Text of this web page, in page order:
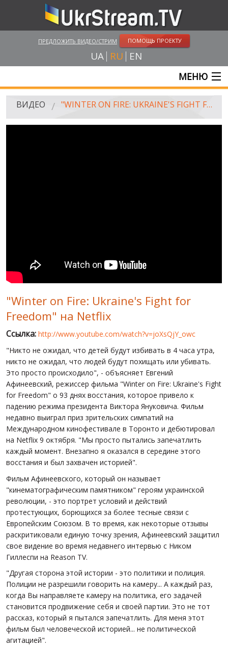
ПРЕДЛОЖИТЬ ВИДЕО/СТРИМ ПОМОЩЬ ПРОЕКТУ
UA RU EN
МЕНЮ
ГЛАВНАЯ
ПУБЛИЧНЫЕ ЛЮДИ
РОССИЙСКО-УКРАИНСКАЯ ВОЙНА
WINTER ON FIRE: UKRAINE'S FIGHT FOR FREEDOM
ХРОНОЛОГИЯ ЄВРОМАЙДАНА
ВИДЕО "WINTER ON FIRE: UKRAINE'S FIGHT FOR FREEDOM" НА NETFLIX
"Winter on Fire: Ukraine's Fight for
Freedom" на Netflix
Ссылка: http://www.youtube.com/watch?v=joXsQjY_owc
"Никто не ожидал, что детей будут избивать в 4 часа утра,
никто не ожидал, что людей будут похищать или убивать.
Это просто происходило", - объясняет Евгений
Афинеевский, режиссер фильма "Winter on Fire: Ukraine's Fight
for Freedom" о 93 днях восстания, которое привело к
падению режима президента Виктора Януковича. Фильм
недавно выиграл приз зрительских симпатий на
Международном кинофестивале в Торонто и дебютировал
на Netflix 9 октября. "Мы просто пытались запечатлить
каждый момент. Внезапно я оказался в середине этого
восстания и был захвачен историей".
Фильм Афинеевского, который он называет
"кинематографическим памятником" героям украинской
революции, - это портрет условий и действий
протестующих, борющихся за более тесные связи с
Европейским Союзом. В то время, как некоторые отзывы
раскритиковали единую точку зрения, Афинеевский защитил
свое видение во время недавнего интервью с Ником
Гиллеспи на Reason TV.
"Другая сторона этой истории - это политики и полиция.
Полиции не разрешили говорить на камеру... А каждый раз,
когда Вы направляете камеру на политика, его задачей
становится продвижение себя и своей партии. Это не тот
рассказ, который я пытался запечатлить. Для меня этот
фильм был человеческой историей... не политической
агитацией".